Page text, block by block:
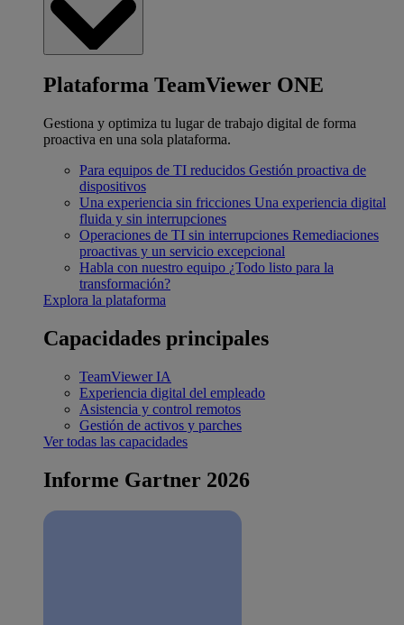
Plataforma TeamViewer ONE
Gestiona y optimiza tu lugar de trabajo digital de forma
proactiva en una sola plataforma.
Para equipos de TI reducidos Gestión proactiva de
dispositivos
Una experiencia sin fricciones Una experiencia digital
fluida y sin interrupciones
Operaciones de TI sin interrupciones Remediaciones
proactivas y un servicio excepcional
Habla con nuestro equipo ¿Todo listo para la
transformación?
Explora la plataforma
Capacidades principales
TeamViewer IA
Experiencia digital del empleado
Asistencia y control remotos
Gestión de activos y parches
Ver todas las capacidades
Informe Gartner 2026